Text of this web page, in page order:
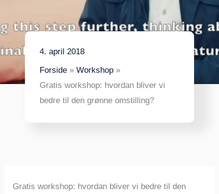
4. april 2018
Forside
Workshop
Gratis workshop: hvordan bliver vi
bedre til den grønne omstilling?
Gratis workshop: hvordan bliver vi bedre til den